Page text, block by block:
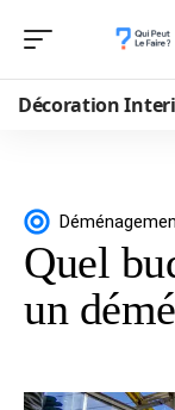
Décoration
Quel
un